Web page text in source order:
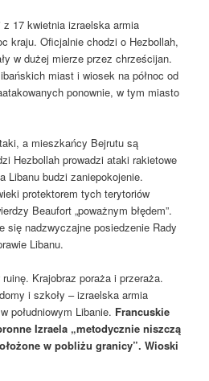
17 kwietnia izraelska armia
kraju. Oficjalnie chodzi o Hezbollah,
w dużej mierze przez chrześcijan.
miast i wiosek na północ od
ponownie, w tym miasto
a mieszkańcy Bejrutu są
Hezbollah prowadzi ataki rakietowe
Libanu budzi zaniepokojenie.
protektorem tych terytoriów
Beaufort „poważnym błędem”.
się nadzwyczajne posiedzenie Rady
Libanu.
Krajobraz poraża i przeraża.
i szkoły – izraelska armia
południowym Libanie. Francuskie
Izraela „metodycznie niszczą
w pobliżu granicy”. Wioski